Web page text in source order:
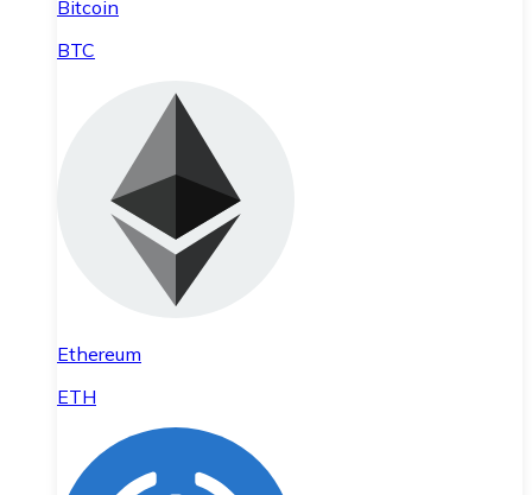
Bitcoin
BTC
Ethereum
ETH